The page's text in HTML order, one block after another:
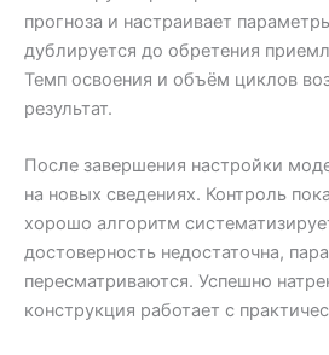
прогноза и настраивает
дублируется до обретения
Темп освоения и объём циклов
результат.
После завершения настройки
на новых сведениях. Контроль
хорошо алгоритм
достоверность недостаточна,
пересматриваются. Успешно
конструкция работает с